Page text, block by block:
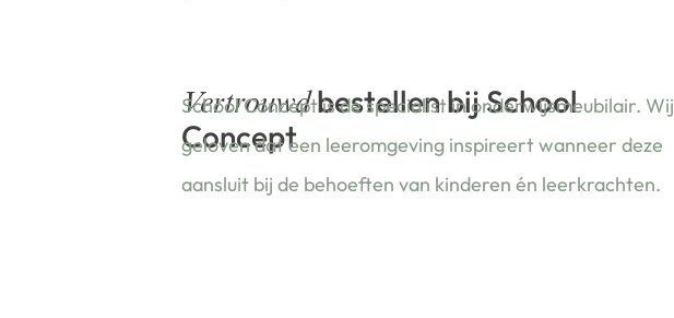
Vertrouwdbestellen bij School
Concept
School Concept is de specialist in onderwijsmeubilair. Wij
geloven dat een leeromgeving inspireert wanneer deze
aansluit bij de behoeften van kinderen én leerkrachten.